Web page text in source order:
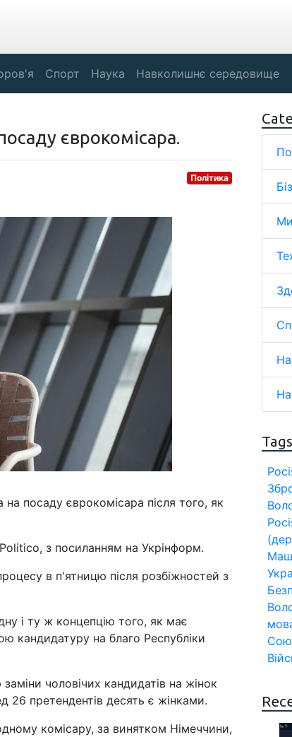
Спорт Наука Навколишнє середовище
єврокомісара.
Політика
посаду єврокомісара після того, як
з посиланням на Укрінформ.
в п'ятницю після розбіжностей з
і ту ж концепцію того, як має
кандидатуру на благо Республіки
чоловічих кандидатів на жінок
26 претендентів десять є жінками.
комісару, за винятком Німеччини,
Tags